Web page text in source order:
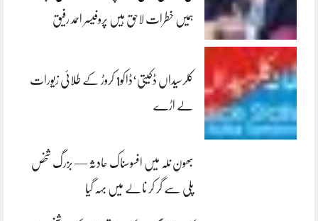
ہمیں خطرات لاحق ہیں پروفیسر احمد رفیق
کلرسیداں ڈکیتی‘ڈاکو1 کروڑ کے طلائی زیورات
لے اڑے
بھون نلہ میں افسوسناک حادثہ — بزرگ شخص
پلی سے گر کر نالے میں بہہ گیا